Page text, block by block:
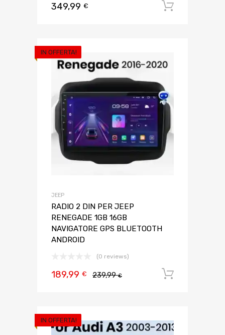
349,99 €
IN OFFERTA!
JEEP
RADIO 2 DIN PER JEEP
RENEGADE 1GB 16GB
NAVIGATORE GPS BLUETOOTH
ANDROID
(0 reviews)
239,99€
189,99 €
IN OFFERTA!